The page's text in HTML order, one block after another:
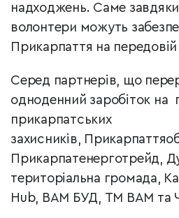
надходжень. Саме
волонтери можуть
Прикарпаття на
Серед партнерів, що
одноденний заробіток на
прикарпатських
захисників,
Прикарпатенерготрейд,
територіальна громада,
Hub, ВАМ БУД, ТМ ВАМ та